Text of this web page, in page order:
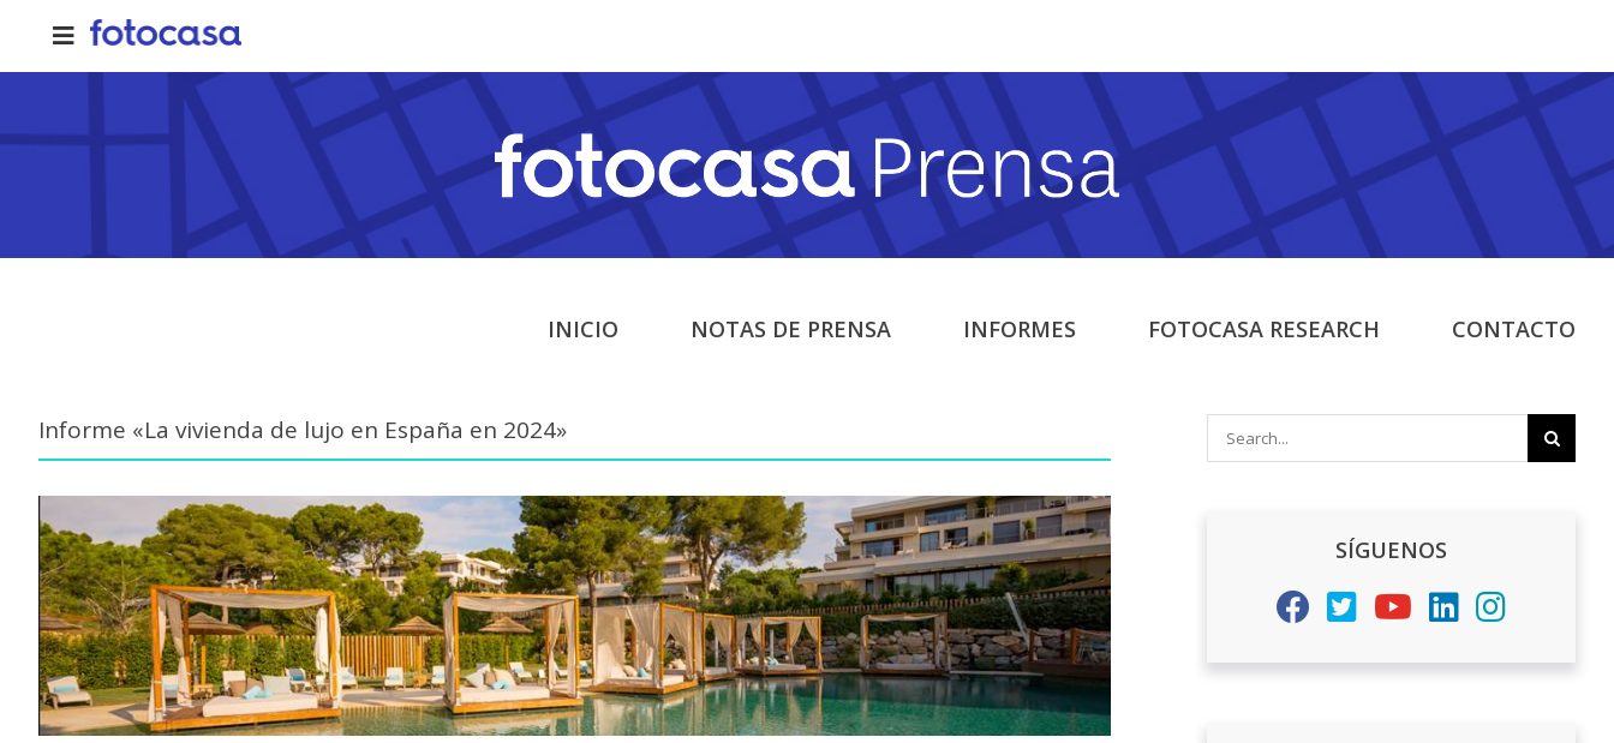
content
INICIO NOTAS DE PRENSA INFORMES FOTOCASA RESEARCH CONTACTO
Informe «La vivienda de lujo en España en 2024»
Larger
Image
SÍGUENOS